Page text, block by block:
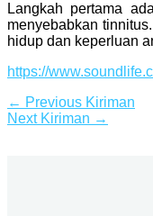
Langkah pertama
menyebabkan
hidup dan keperluan
https://
← Previous Kiriman
Next Kiriman →